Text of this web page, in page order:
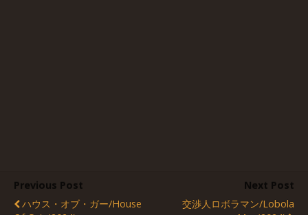
Previous Post
ハウス・オブ・ガー/House
Next Post
交渉人ロボラマン/Lobola